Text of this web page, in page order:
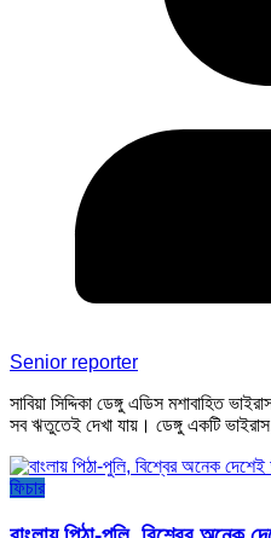
Senior reporter
সাবিয়া সিদ্দিকা ডেঙ্গু এডিস মশাবাহিত
সব ঋতুতেই দেখা যায়। ডেঙ্গু একটি
ফিচার